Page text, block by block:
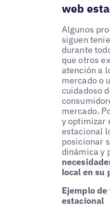
web
Algunos
siguen
durante
que otros
atención a
mercado o
cuidadoso
mercado.
y optimizar
estacional
posicionar
dinámica y
local en su
Ejemplo
estacional